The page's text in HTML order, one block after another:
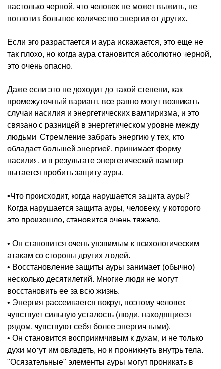
настолько черной, что человек не может выжить, не
поглотив большое количество энергии от других.
Если эго разрастается и аура искажается, это еще не
так плохо, но когда аура становится абсолютно черной,
это очень опасно.
Даже если это не доходит до такой степени, как
промежуточный вариант, все равно могут возникать
случаи насилия и энергетических вампиризма, и это
связано с разницей в энергетическом уровне между
людьми. Стремление забрать энергию у тех, кто
обладает большей энергией, принимает форму
насилия, и в результате энергетический вампир
пытается пробить защиту ауры.
▪️Что происходит, когда нарушается защита ауры?
Когда нарушается защита ауры, человеку, у которого
это произошло, становится очень тяжело.
• Он становится очень уязвимым к психологическим
атакам со стороны других людей.
• Восстановление защиты ауры занимает (обычно)
несколько десятилетий. Многие люди не могут
восстановить ее за всю жизнь.
• Энергия рассеивается вокруг, поэтому человек
чувствует сильную усталость (люди, находящиеся
рядом, чувствуют себя более энергичными).
• Он становится восприимчивым к духам, и не только
духи могут им овладеть, но и проникнуть внутрь тела.
"Осязательные" элементы ауры могут проникать в